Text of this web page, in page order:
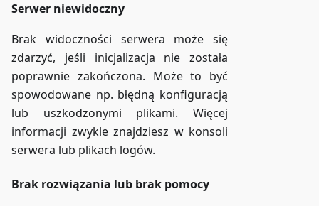
Serwer niewidoczny
Brak widoczności serwera może się
zdarzyć, jeśli inicjalizacja nie została
poprawnie zakończona. Może to być
spowodowane np. błędną konfiguracją
lub uszkodzonymi plikami. Więcej
informacji zwykle znajdziesz w konsoli
serwera lub plikach logów.
Brak rozwiązania lub brak pomocy